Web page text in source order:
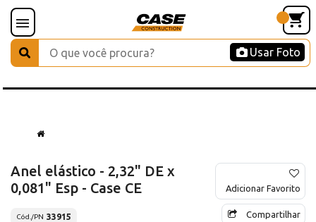
Usar Foto
Anel elástico - 2,32" DE x
0,081" Esp - Case CE
Cód./PN 33915
Adicionar Favorito
Compartilhar